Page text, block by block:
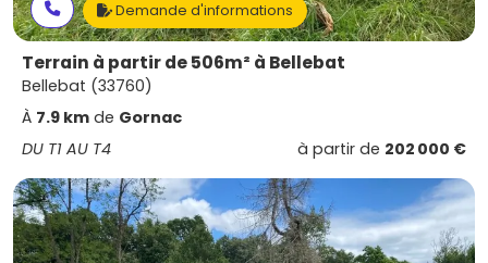
Demande d'informations
Terrain à partir de 506m² à Bellebat
Bellebat (33760)
À 7.9 km de Gornac
DU T1 AU T4
à partir de 202 000 €